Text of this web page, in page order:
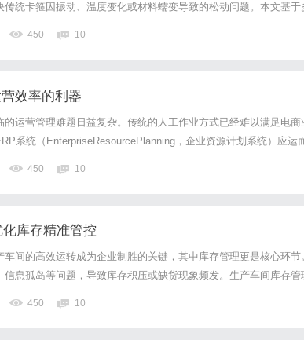
统卡箍因振动、温度变化或材料蠕变导致的松动问题。本文基于
用、选型到维护，系统梳理恒张力卡箍的核心优势，为工程师与设
的核心原理与技术突破1、张力恒定机制解析恒张力卡箍...
450 10
效率的利器
运营管理难题日益复杂。传统的人工作业方式已经难以满足电商
系统（EnterpriseResourcePlanning，企业资源计划系统）应运
理水平的重要工具。首先，电商ERP系统能够实现订单管理的自动
据，电商企业能够实时...
450 10
库存精准管控
间的高效运转成为企业制胜的关键，其中库存管理更是核心环节
息孤岛等问题，导致库存积压或缺货现象频发。生产车间库存管
控带来新契机，其重要性不言而喻。如何通过MES系统优化库存
的焦点。一、生产车间库存管理MES系统基础认知生...
450 10